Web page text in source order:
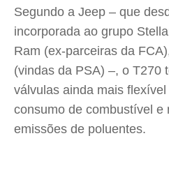
Segundo a Jeep – que
incorporada ao grupo
Ram (ex-parceiras da
(vindas da PSA) –, o T270
válvulas ainda mais
consumo de combustível e
emissões de poluentes.